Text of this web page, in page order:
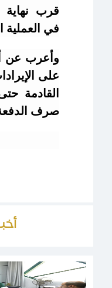
قرب نهاية
في العملية
وأعرب عن
على
القادمة
صرف